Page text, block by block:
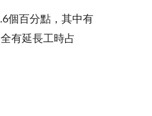
個百分點，其中有
有延長工時占